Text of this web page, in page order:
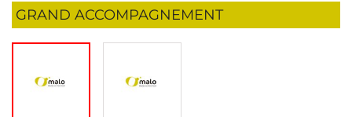
GRAND ACCOMPAGNEMENT